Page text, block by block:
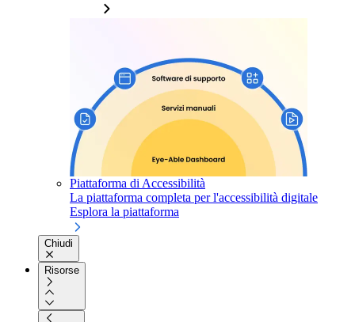
Piattaforma di Accessibilità
La piattaforma completa per l'accessibilità digitale
Esplora la piattaforma
Chiudi
Risorse